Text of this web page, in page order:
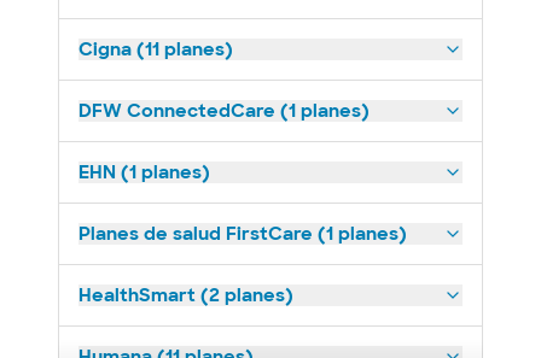
Cigna (11 planes)
DFW ConnectedCare (1 planes)
EHN (1 planes)
Planes de salud FirstCare (1 planes)
HealthSmart (2 planes)